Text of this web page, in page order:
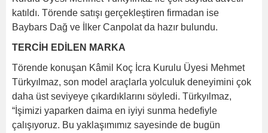
katıldı. Törende satışı gerçekleştiren firmadan ise
Baybars Dağ ve İlker Canpolat da hazır bulundu.
TERCİH EDİLEN MARKA
Törende konuşan Kâmil Koç İcra Kurulu Üyesi Mehmet
Türkyılmaz, son model araçlarla yolculuk deneyimini çok
daha üst seviyeye çıkardıklarını söyledi. Türkyılmaz,
“İşimizi yaparken daima en iyiyi sunma hedefiyle
çalışıyoruz. Bu yaklaşımımız sayesinde de bugün